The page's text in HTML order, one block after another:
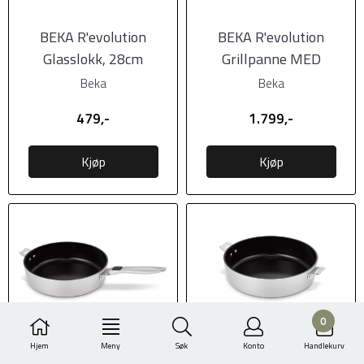
Hjem Meny Søk Konto
0
Handlekurv
BEKA R'evolution
Glasslokk, 28cm
Beka
479,-
Kjøp
BEKA R'evolution
Grillpanne MED
håndtak, keramisk 24cm
Beka
1.799,-
Kjøp
BEKA R'evolution
BEKA R'evolution